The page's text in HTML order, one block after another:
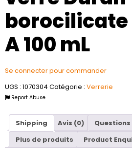
borocilicate
A 100 mL
Se connecter pour commander
UGS : 1070304 Catégorie : Verrerie
Report Abuse
Shipping Avis (0)
Questions
Plus de produits
Product